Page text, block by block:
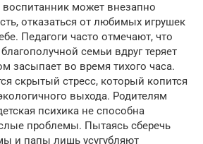
воспитанник может внезапно
отказаться от любимых игрушек
Педагоги часто отмечают, что
семьи вдруг теряет
засыпает во время тихого часа.
скрытый стресс, который копится
выхода. Родителям
психика не способна
проблемы. Пытаясь сберечь
и папы лишь усугубляют